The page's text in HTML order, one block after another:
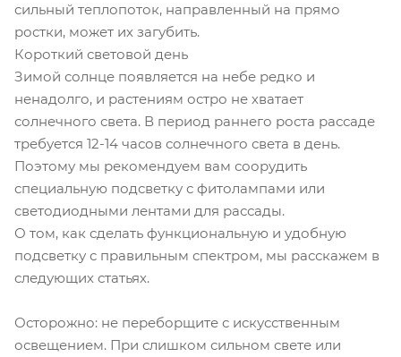
сильный теплопоток, направленный на прямо
ростки, может их загубить.
Короткий световой день
Зимой солнце появляется на небе редко и
ненадолго, и растениям остро не хватает
солнечного света. В период раннего роста рассаде
требуется 12-14 часов солнечного света в день.
Поэтому мы рекомендуем вам соорудить
специальную подсветку с фитолампами или
светодиодными лентами для рассады.
О том, как сделать функциональную и удобную
подсветку с правильным спектром, мы расскажем в
следующих статьях.
Осторожно: не переборщите с искусственным
освещением. При слишком сильном свете или